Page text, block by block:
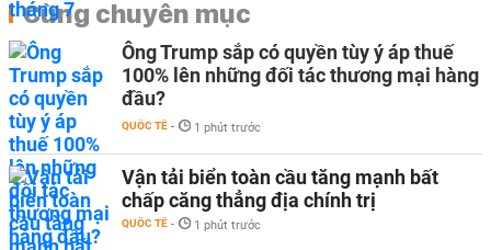
Cùng chuyên mục
Ông Trump sắp có quyền tùy ý áp thuế
100% lên những đối tác thương mại hàng
đầu?
QUỐC TẾ - 1 phút trước
Vận tải biển toàn cầu tăng mạnh bất
chấp căng thẳng địa chính trị
QUỐC TẾ - 1 phút trước